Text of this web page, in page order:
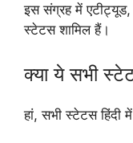
इस संग्रह में एटीट्यूड,
स्टेटस शामिल हैं।
क्या ये सभी
हां, सभी स्टेटस हिंदी